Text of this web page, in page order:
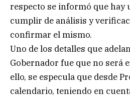
respecto se informó que hay
cumplir de análisis y
confirmar el mismo.
Uno de los detalles que
Gobernador fue que no será
ello, se especula que desde
calendario, teniendo en